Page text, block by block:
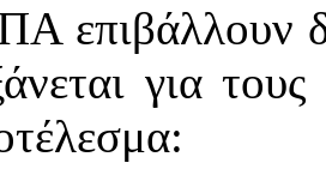
επιβάλλουν
για τους